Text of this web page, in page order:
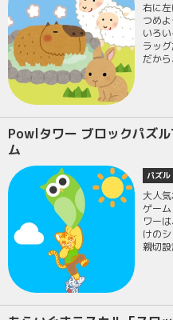
右に
つめ
いろ
ラッ
だか
Powlタワー ブロックパズ
ム
パズル
大人
ゲー
ワー
けの
親切